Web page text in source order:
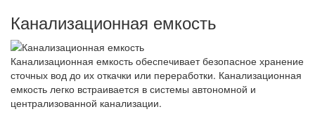
Канализационная емкость
Канализационная емкость обеспечивает безопасное хранение
сточных вод до их откачки или переработки. Канализационная
емкость легко встраивается в системы автономной и
централизованной канализации.